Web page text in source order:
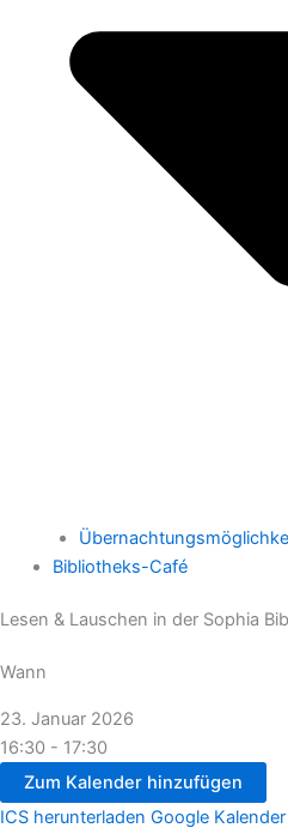
Bibliotheks-Café
Lesen & Lauschen in der Sophia
Wann
23. Januar 2026
16:30 - 17:30
Zum Kalender hinzufügen
ICS herunterladen Google Kalender